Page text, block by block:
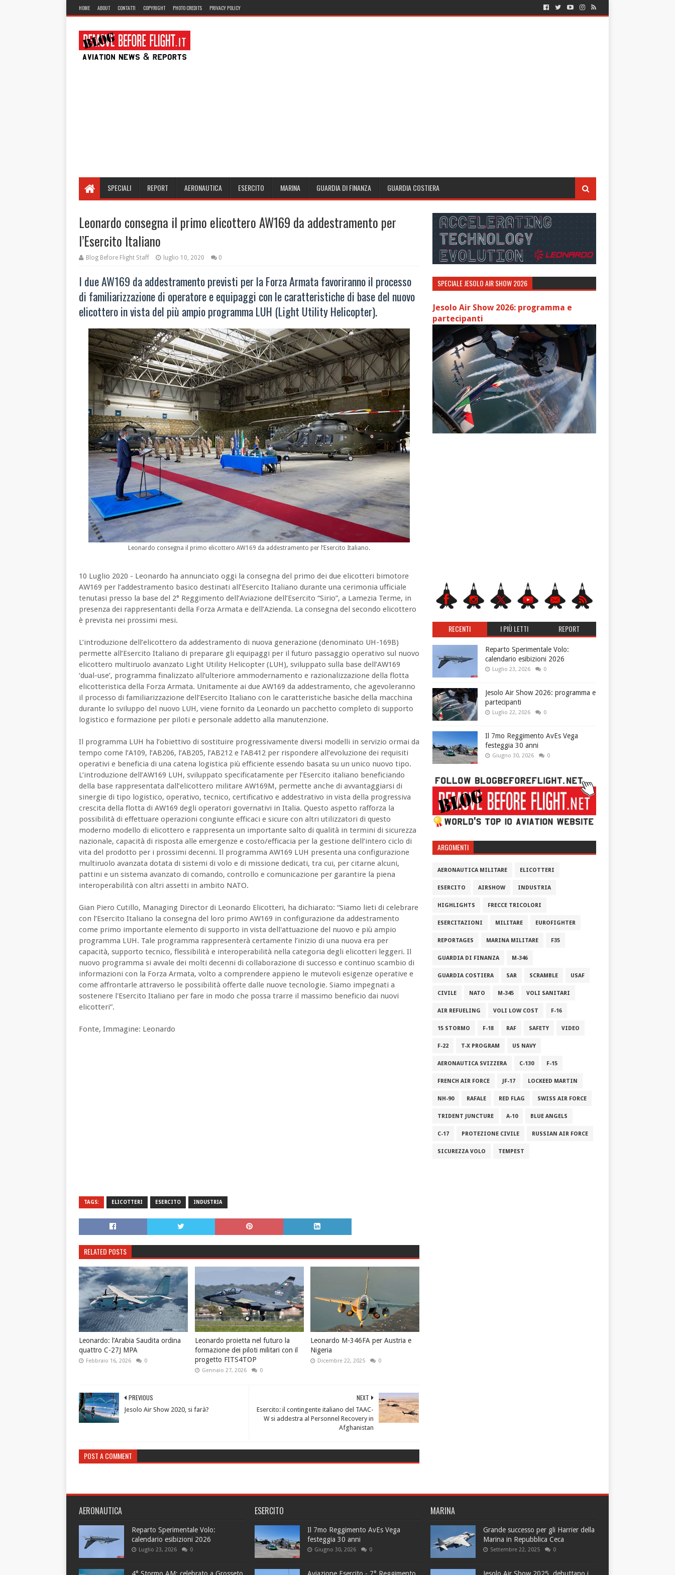
HOME ABOUT CONTATTI COPYRIGHT PHOTO CREDITS PRIVACY POLICY
SPECIALI REPORT AERONAUTICA ESERCITO MARINA GUARDIA DI FINANZA GUARDIA COSTIERA
Leonardo consegna il primo elicottero AW169 da addestramento per
l’Esercito Italiano
Blog Before Flight Staff luglio 10, 2020 0
I due AW169 da addestramento previsti per la Forza Armata favoriranno il processo
di familiarizzazione di operatore e equipaggi con le caratteristiche di base del nuovo
elicottero in vista del più ampio programma LUH (Light Utility Helicopter).
Leonardo consegna il primo elicottero AW169 da addestramento per l’Esercito Italiano.
10 Luglio 2020 - Leonardo ha annunciato oggi la consegna del primo dei due elicotteri bimotore
AW169 per l’addestramento basico destinati all’Esercito Italiano durante una cerimonia ufficiale
tenutasi presso la base del 2° Reggimento dell’Aviazione dell’Esercito “Sirio”, a Lamezia Terme, in
presenza dei rappresentanti della Forza Armata e dell’Azienda. La consegna del secondo elicottero
è prevista nei prossimi mesi.
L’introduzione dell’elicottero da addestramento di nuova generazione (denominato UH-169B)
permette all’Esercito Italiano di preparare gli equipaggi per il futuro passaggio operativo sul nuovo
elicottero multiruolo avanzato Light Utility Helicopter (LUH), sviluppato sulla base dell’AW169
‘dual-use’, programma finalizzato all’ulteriore ammodernamento e razionalizzazione della flotta
elicotteristica della Forza Armata. Unitamente ai due AW169 da addestramento, che agevoleranno
il processo di familiarizzazione dell’Esercito Italiano con le caratteristiche basiche della macchina
durante lo sviluppo del nuovo LUH, viene fornito da Leonardo un pacchetto completo di supporto
logistico e formazione per piloti e personale addetto alla manutenzione.
Il programma LUH ha l’obiettivo di sostituire progressivamente diversi modelli in servizio ormai da
tempo come l’A109, l’AB206, l’AB205, l’AB212 e l’AB412 per rispondere all’evoluzione dei requisiti
operativi e beneficia di una catena logistica più efficiente essendo basata su un unico nuovo tipo.
L’introduzione dell’AW169 LUH, sviluppato specificatamente per l’Esercito italiano beneficiando
della base rappresentata dall’elicottero militare AW169M, permette anche di avvantaggiarsi di
sinergie di tipo logistico, operativo, tecnico, certificativo e addestrativo in vista della progressiva
crescita della flotta di AW169 degli operatori governativi in Italia. Questo aspetto rafforza la
possibilità di effettuare operazioni congiunte efficaci e sicure con altri utilizzatori di questo
moderno modello di elicottero e rappresenta un importante salto di qualità in termini di sicurezza
nazionale, capacità di risposta alle emergenze e costo/efficacia per la gestione dell’intero ciclo di
vita del prodotto per i prossimi decenni. Il programma AW169 LUH presenta una configurazione
multiruolo avanzata dotata di sistemi di volo e di missione dedicati, tra cui, per citarne alcuni,
pattini e un sistema avanzato di comando, controllo e comunicazione per garantire la piena
interoperabilità con altri assetti in ambito NATO.
Gian Piero Cutillo, Managing Director di Leonardo Elicotteri, ha dichiarato: “Siamo lieti di celebrare
con l’Esercito Italiano la consegna del loro primo AW169 in configurazione da addestramento
come primo importante elemento di supporto in vista dell'attuazione del nuovo e più ampio
programma LUH. Tale programma rappresenterà certamente l’inizio di una nuova era per
capacità, supporto tecnico, flessibilità e interoperabilità nella categoria degli elicotteri leggeri. Il
nuovo programma si avvale dei molti decenni di collaborazione di successo e continuo scambio di
informazioni con la Forza Armata, volto a comprendere appieno le mutevoli esigenze operative e
come affrontarle attraverso le possibilità offerte dalle nuove tecnologie. Siamo impegnati a
sostenere l'Esercito Italiano per fare in modo che possa trarre il massimo beneficio dai nuovi
elicotteri”.
Fonte, Immagine: Leonardo
TAGS: ELICOTTERI ESERCITO INDUSTRIA
RELATED POSTS
Leonardo: l’Arabia Saudita ordina
quattro C-27J MPA
Febbraio 16, 2026 0
Leonardo proietta nel futuro la
formazione dei piloti militari con il
progetto FITS4TOP
Gennaio 27, 2026 0
Leonardo M-346FA per Austria e
Nigeria
Dicembre 22, 2025 0
NEXT
Esercito: il contingente italiano del TAAC-
W si addestra al Personnel Recovery in
Afghanistan
PREVIOUS
Jesolo Air Show 2020, si farà?
POST A COMMENT
SPECIALE JESOLO AIR SHOW 2026
Jesolo Air Show 2026: programma e
partecipanti
RECENTI I PIÙ LETTI REPORT
Reparto Sperimentale Volo:
calendario esibizioni 2026
Luglio 23, 2026 0
Jesolo Air Show 2026: programma e
partecipanti
Luglio 22, 2026 0
Il 7mo Reggimento AvEs Vega
festeggia 30 anni
Giugno 30, 2026 0
ARGOMENTI
AERONAUTICA MILITARE ELICOTTERI
ESERCITO AIRSHOW INDUSTRIA
HIGHLIGHTS FRECCE TRICOLORI
ESERCITAZIONI MILITARE EUROFIGHTER
REPORTAGES MARINA MILITARE F35
GUARDIA DI FINANZA M-346
GUARDIA COSTIERA SAR SCRAMBLE USAF
CIVILE NATO M-345 VOLI SANITARI
AIR REFUELING VOLI LOW COST F-16
15 STORMO F-18 RAF SAFETY VIDEO
F-22 T-X PROGRAM US NAVY
AERONAUTICA SVIZZERA C-130 F-15
FRENCH AIR FORCE JF-17 LOCKEED MARTIN
NH-90 RAFALE RED FLAG SWISS AIR FORCE
TRIDENT JUNCTURE A-10 BLUE ANGELS
C-17 PROTEZIONE CIVILE RUSSIAN AIR FORCE
SICUREZZA VOLO TEMPEST
AERONAUTICA
Reparto Sperimentale Volo:
calendario esibizioni 2026
Luglio 23, 2026 0
4° Stormo AM: celebrato a Grosseto
ESERCITO
Il 7mo Reggimento AvEs Vega
festeggia 30 anni
Giugno 30, 2026 0
Aviazione Esercito - 7° Reggimento
MARINA
Grande successo per gli Harrier della
Marina in Repubblica Ceca
Settembre 22, 2025 0
Jesolo Air Show 2025, debuttano i